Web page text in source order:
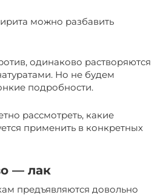
можно разбавить
одинаково растворяются
Но не будем
подробности.
рассмотреть, какие
применить в конкретных
— лак
предъявляются довольно